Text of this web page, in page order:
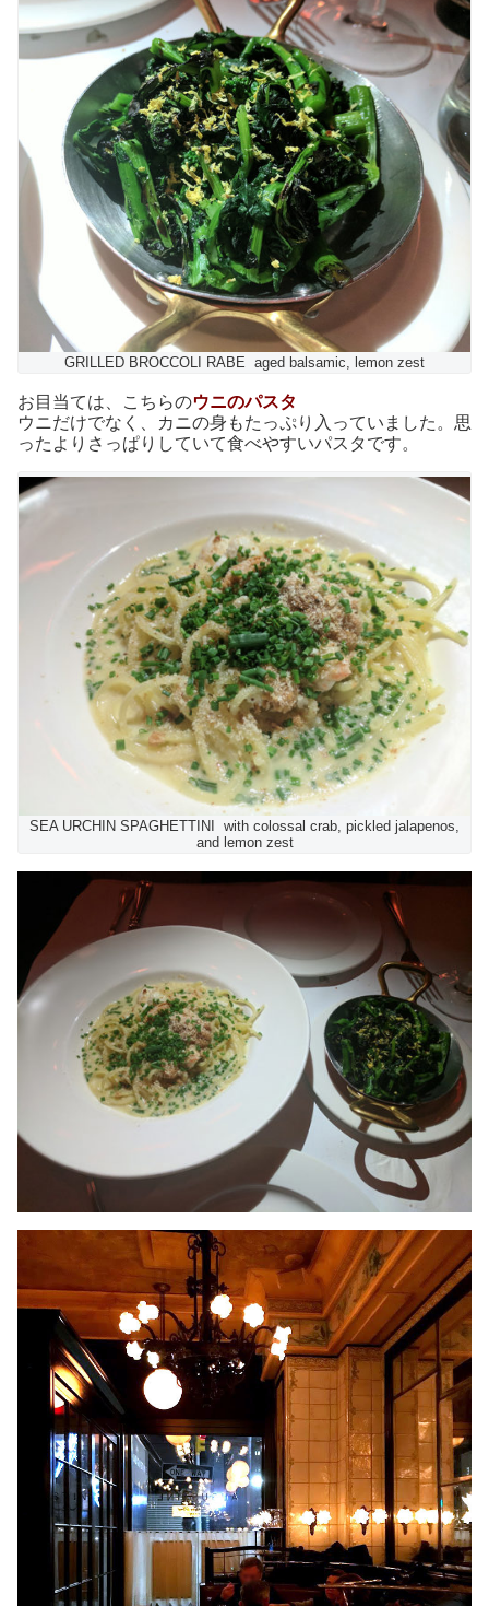
GRILLED BROCCOLI RABE aged balsamic, lemon zest
お目当ては、こちらのウニのパスタ
ウニだけでなく、カニの身もたっぷり入っていました。思
ったよりさっぱりしていて食べやすいパスタです。
SEA URCHIN SPAGHETTINI with colossal crab, pickled jalapenos,
and lemon zest